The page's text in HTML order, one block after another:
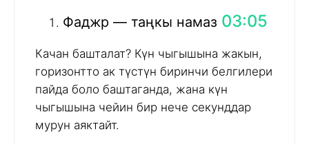
Фаджр — таңкы намаз 03:05
Качан башталат? Күн чыгышына жакын,
горизонтто ак түстүн биринчи белгилери
пайда боло баштаганда, жана күн
чыгышына чейин бир нече секунддар
мурун аяктайт.